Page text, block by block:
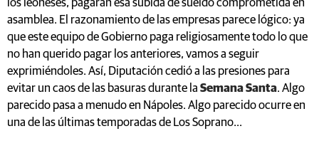
los leoneses, pagaran esa subida de sueldo comprometida en
asamblea. El razonamiento de las empresas parece lógico: ya
que este equipo de Gobierno paga religiosamente todo lo que
no han querido pagar los anteriores, vamos a seguir
exprimiéndoles. Así, Diputación cedió a las presiones para
evitar un caos de las basuras durante la Semana Santa. Algo
parecido pasa a menudo en Nápoles. Algo parecido ocurre en
una de las últimas temporadas de Los Soprano...